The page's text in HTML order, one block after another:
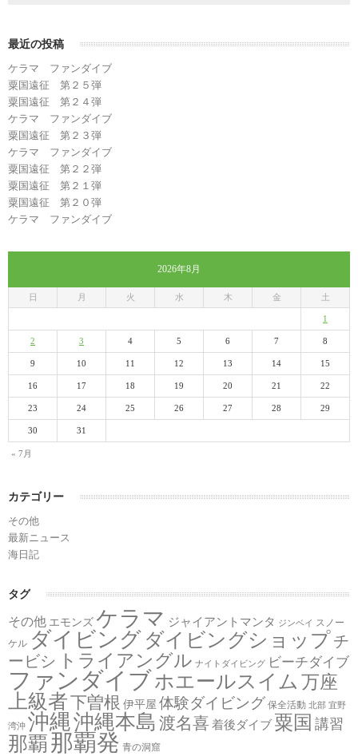
最近の投稿
ケラマ ファンダイブ
粟国遠征 第２５弾
粟国遠征 第２４弾
ケラマ ファンダイブ
粟国遠征 第２３弾
ケラマ ファンダイブ
粟国遠征 第２２弾
粟国遠征 第２１弾
粟国遠征 第２０弾
ケラマ ファンダイブ
2026年8月
日 月 火 水 木 金 土
« 7月
1
2 3 4 5 6 7 8
9 10 11 12 13 14 15
16 17 18 19 20 21 22
23 24 25 26 27 28 29
30 31
カテゴリー
その他
最新ニュース
海日記
タグ
その他 エモンズ ケラマ ジャイアントマンタ ジンベイ
スノー
ケル ダイビング ダイビングショップチ
ービシ トライアングル ナイトダイビング ビーチダイブ
ファンダイブホエールスイム 万座
上級者下曽根 伊平屋 体験ダイビング 保全活動 北部 宜野
湾沖 沖縄沖縄本島 渡名喜 着後ダイブ 粟国 講習
那覇 那覇発 青の洞窟